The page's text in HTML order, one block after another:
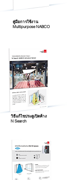
คู่มือการใช้งาน
Multipurpose NABCO
วิธีแก้ไขประตูเปิดค้าง
N Search